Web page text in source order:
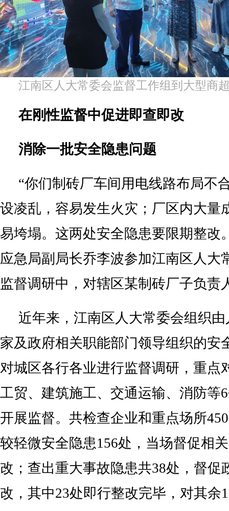
江南区人大常委会监督工作组到大型商
在刚性监督中促进即查即改
消除一批安全隐患问题
“你们制砖厂车间用电线路布局不
设凌乱，容易发生火灾；厂区内大量
易垮塌。这两处安全隐患要限期整改
应急局副局长乔李波参加江南区人大
监督调研中，对辖区某制砖厂子负责
近年来，江南区人大常委会组织
家及政府相关职能部门领导组织的安
对城区各行各业进行监督调研，重点
工贸、建筑施工、交通运输、消防等
开展监督。共检查企业和重点场所
较轻微安全隐患156处，当场督促相
改；查出重大事故隐患共38处，督促
改，其中23处即行整改完毕，对其余